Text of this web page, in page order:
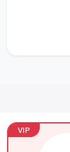
VIP